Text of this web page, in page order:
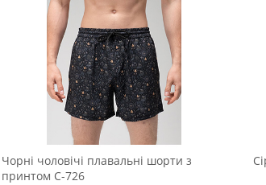
Чорні чоловічі плавальні шорти з
принтом С-726